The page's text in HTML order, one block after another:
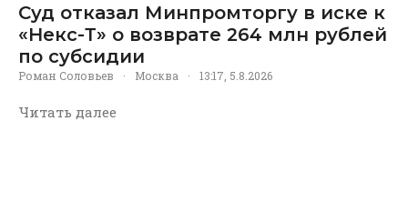
Суд отказал Минпромторгу в иске к
«Некс-Т» о возврате 264 млн рублей
по субсидии
Роман Соловьев · Москва · 13:17, 5.8.2026
Читать далее